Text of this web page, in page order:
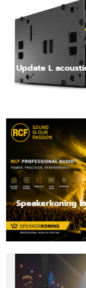
Update L
Speakerkoning